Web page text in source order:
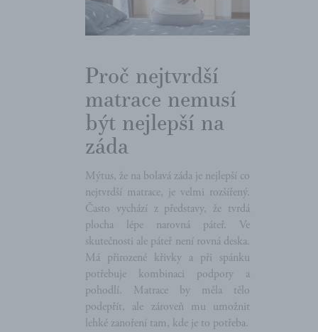
Proč nejtvrdší
matrace nemusí
být nejlepší na
záda
Mýtus, že na bolavá záda je nejlepší co
nejtvrdší matrace, je velmi rozšířený.
Často vychází z představy, že tvrdá
plocha lépe narovná páteř. Ve
skutečnosti ale páteř není rovná deska.
Má přirozené křivky a při spánku
potřebuje kombinaci podpory a
pohodlí. Matrace by měla tělo
podepřít, ale zároveň mu umožnit
lehké zanoření tam, kde je to potřeba.